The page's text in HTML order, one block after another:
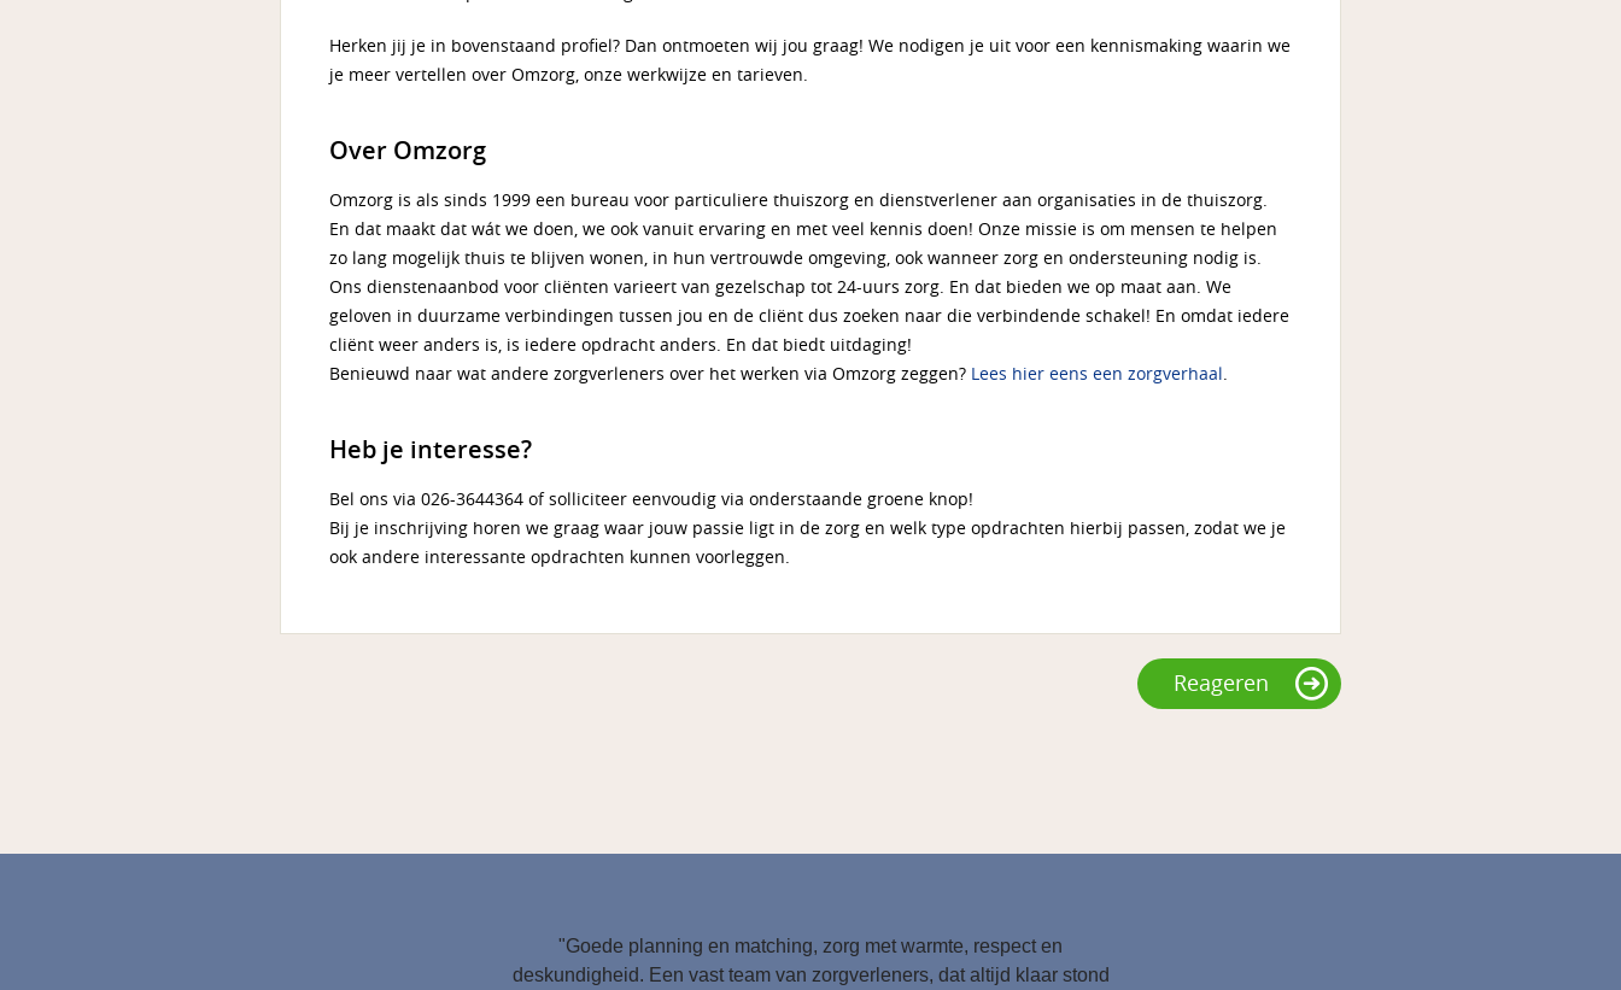
Herken jij je in bovenstaand profiel? Dan ontmoeten wij jou graag! We nodigen je uit voor een kennismaking waarin we
je meer vertellen over Omzorg, onze werkwijze en tarieven.
Over Omzorg
Omzorg is als sinds 1999 een bureau voor particuliere thuiszorg en dienstverlener aan organisaties in de thuiszorg.
En dat maakt dat wát we doen, we ook vanuit ervaring en met veel kennis doen! Onze missie is om mensen te helpen
zo lang mogelijk thuis te blijven wonen, in hun vertrouwde omgeving, ook wanneer zorg en ondersteuning nodig is.
Ons dienstenaanbod voor cliënten varieert van gezelschap tot 24-uurs zorg. En dat bieden we op maat aan. We
geloven in duurzame verbindingen tussen jou en de cliënt dus zoeken naar die verbindende schakel! En omdat iedere
cliënt weer anders is, is iedere opdracht anders. En dat biedt uitdaging!
Benieuwd naar wat andere zorgverleners over het werken via Omzorg zeggen? Lees hier eens een zorgverhaal.
Heb je interesse?
Bel ons via 026-3644364 of solliciteer eenvoudig via onderstaande groene knop!
Bij je inschrijving horen we graag waar jouw passie ligt in de zorg en welk type opdrachten hierbij passen, zodat we je
ook andere interessante opdrachten kunnen voorleggen.
Reageren
"Goede planning en matching, zorg met warmte, respect en
deskundigheid. Een vast team van zorgverleners, dat altijd klaar stond